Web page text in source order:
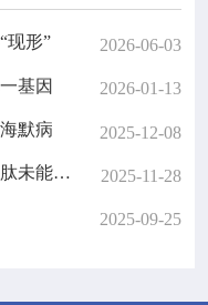
现形” 2026-06-03
基因 2026-01-13
默病 2025-12-08
诺和诺德：新试验显示司美格鲁肽未能延缓阿尔茨海默病进展 2025-11-28
2025-09-25